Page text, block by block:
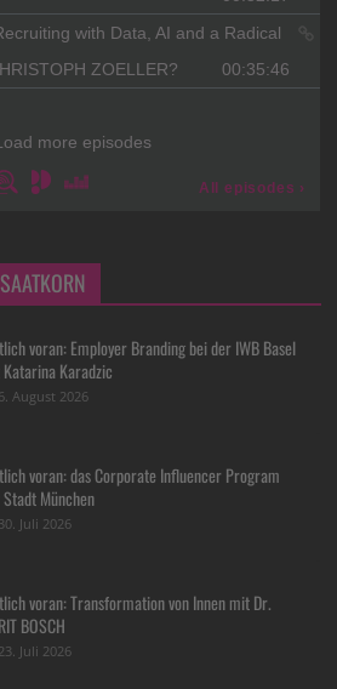
voran: Employer Branding bei der IWB Basel
Karadzic
6. August 2026
voran: das Corporate Influencer Program
München
30. Juli 2026
voran: Transformation von Innen mit Dr.
BOSCH
23. Juli 2026